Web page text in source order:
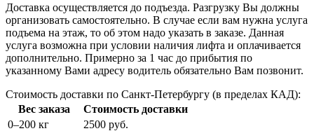
Доставка осуществляется до подъезда. Разгрузку Вы должны
организовать самостоятельно. В случае если вам нужна услуга
подъема на этаж, то об этом надо указать в заказе. Данная
услуга возможна при условии наличия лифта и оплачивается
дополнительно. Примерно за 1 час до прибытия по
указанному Вами адресу водитель обязательно Вам позвонит.
Стоимость доставки по Санкт-Петербургу (в пределах КАД):
Вес заказа
Стоимость доставки
0–200 кг
2500 руб.